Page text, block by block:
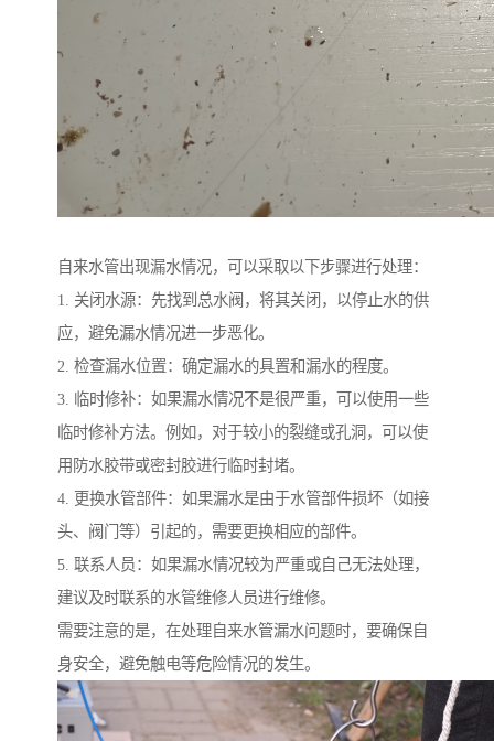
自来水管出现漏水情况，可以采取以下步骤进行处理：
1. 关闭水源：先找到总水阀，将其关闭，以停止水的供
应，避免漏水情况进一步恶化。
2. 检查漏水位置：确定漏水的具置和漏水的程度。
3. 临时修补：如果漏水情况不是很严重，可以使用一些
临时修补方法。例如，对于较小的裂缝或孔洞，可以使
用防水胶带或密封胶进行临时封堵。
4. 更换水管部件：如果漏水是由于水管部件损坏（如接
头、阀门等）引起的，需要更换相应的部件。
5. 联系人员：如果漏水情况较为严重或自己无法处理，
建议及时联系的水管维修人员进行维修。
需要注意的是，在处理自来水管漏水问题时，要确保自
身安全，避免触电等危险情况的发生。